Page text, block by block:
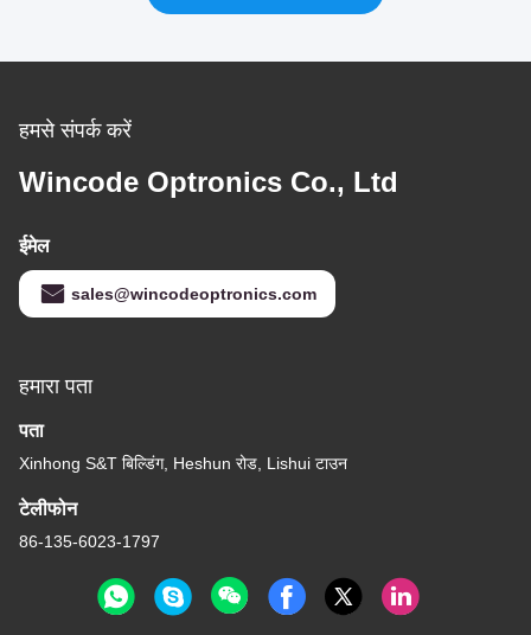
हमसे संपर्क करें
Wincode Optronics Co., Ltd
ईमेल
sales@wincodeoptronics.com
हमारा पता
पता
Xinhong S&T बिल्डिंग, Heshun रोड, Lishui टाउन
टेलीफोन
86-135-6023-1797